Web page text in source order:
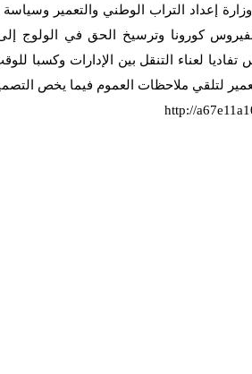
إعداد التراب الوطني والتعمير
كورونا وترسيخ الحق في الولوج
لعناء التنقل بين الإدارات وكسبا
لتلقي ملاحظات العموم فيما يخص
http://